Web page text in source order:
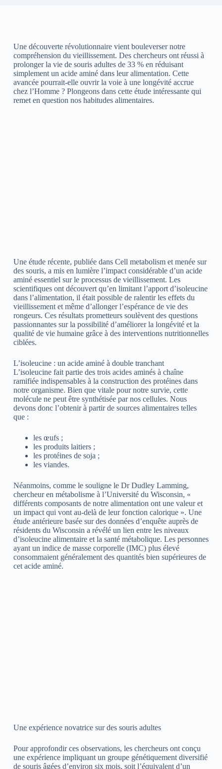
Une découverte révolutionnaire vient bouleverser notre
compréhension du vieillissement. Des chercheurs ont réussi à
prolonger la vie de souris adultes de 33 % en réduisant
simplement un acide aminé dans leur alimentation. Cette
avancée pourrait-elle ouvrir la voie à une longévité accrue
chez l’Homme ? Plongeons dans cette étude intéressante qui
remet en question nos habitudes alimentaires.
Une étude récente, publiée dans Cell metabolism et menée sur
des souris, a mis en lumière l’impact considérable d’un acide
aminé essentiel sur le processus de vieillissement. Les
scientifiques ont découvert qu’en limitant l’apport d’isoleucine
dans l’alimentation, il était possible de ralentir les effets du
vieillissement et même d’allonger l’espérance de vie des
rongeurs. Ces résultats prometteurs soulèvent des questions
passionnantes sur la possibilité d’améliorer la longévité et la
qualité de vie humaine grâce à des interventions nutritionnelles
ciblées.
L’isoleucine : un acide aminé à double tranchant
L’isoleucine fait partie des trois acides aminés à chaîne
ramifiée indispensables à la construction des protéines dans
notre organisme. Bien que vitale pour notre survie, cette
molécule ne peut être synthétisée par nos cellules. Nous
devons donc l’obtenir à partir de sources alimentaires telles
que :
les œufs ;
les produits laitiers ;
les protéines de soja ;
les viandes.
Néanmoins, comme le souligne le Dr Dudley Lamming,
chercheur en métabolisme à l’Université du Wisconsin, «
différents composants de notre alimentation ont une valeur et
un impact qui vont au-delà de leur fonction calorique ». Une
étude antérieure basée sur des données d’enquête auprès de
résidents du Wisconsin a révélé un lien entre les niveaux
d’isoleucine alimentaire et la santé métabolique. Les personnes
ayant un indice de masse corporelle (IMC) plus élevé
consommaient généralement des quantités bien supérieures de
cet acide aminé.
Une expérience novatrice sur des souris adultes
Pour approfondir ces observations, les chercheurs ont conçu
une expérience impliquant un groupe génétiquement diversifié
de souris âgées d’environ six mois, soit l’équivalent d’un